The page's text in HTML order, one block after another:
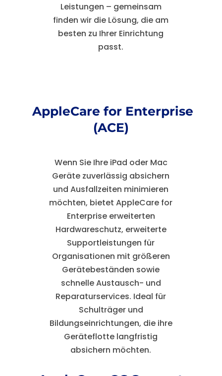
Leistungen – gemeinsam
finden wir die Lösung, die am
besten zu Ihrer Einrichtung
passt.
AppleCare for Enterprise
(ACE)
Wenn Sie Ihre iPad oder Mac
Geräte zuverlässig absichern
und Ausfallzeiten minimieren
möchten, bietet AppleCare for
Enterprise erweiterten
Hardwareschutz, erweiterte
Supportleistungen für
Organisationen mit größeren
Gerätebeständen sowie
schnelle Austausch- und
Reparaturservices. Ideal für
Schulträger und
Bildungseinrichtungen, die ihre
Geräteflotte langfristig
absichern möchten.